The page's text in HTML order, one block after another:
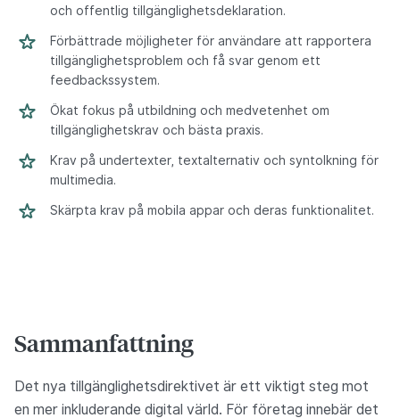
och offentlig tillgänglighetsdeklaration.
Förbättrade möjligheter för användare att rapportera
tillgänglighetsproblem och få svar genom ett
feedbackssystem.
Ökat fokus på utbildning och medvetenhet om
tillgänglighetskrav och bästa praxis.
Krav på undertexter, textalternativ och syntolkning för
multimedia.
Skärpta krav på mobila appar och deras funktionalitet.
Sammanfattning
Det nya tillgänglighetsdirektivet är ett viktigt steg mot
en mer inkluderande digital värld. För företag innebär det